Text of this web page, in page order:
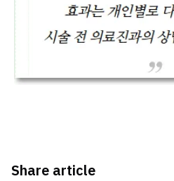
Share article